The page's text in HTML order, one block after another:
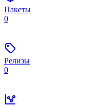
Пакеты
0
Релизы
0